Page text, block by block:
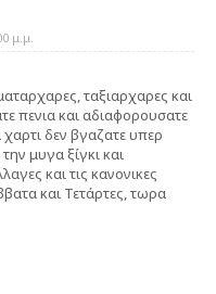
μ.μ.
ταξιαρχαρες και
πενια και αδιαφορουσατε
δεν βγαζατε υπερ
μυγα ξίγκι και
και τις κανονικες
και Τετάρτες, τωρα